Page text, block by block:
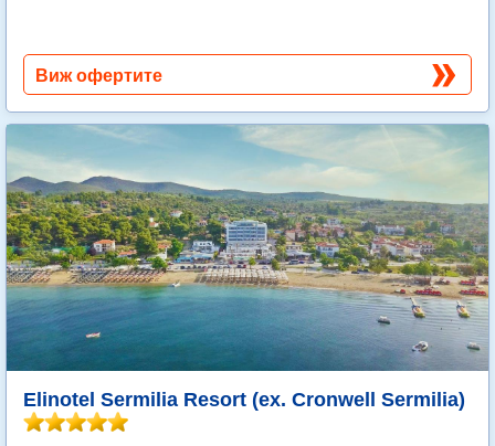
Виж офертите
Elinotel Sermilia Resort (ex. Cronwell Sermilia)